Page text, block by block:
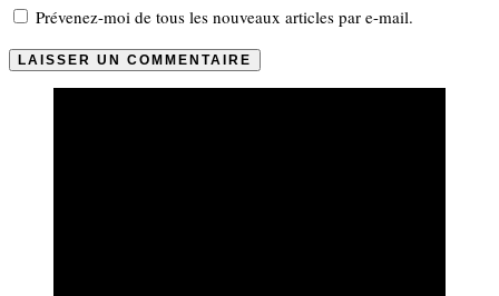
Prévenez-moi de tous les nouveaux articles par e-mail.